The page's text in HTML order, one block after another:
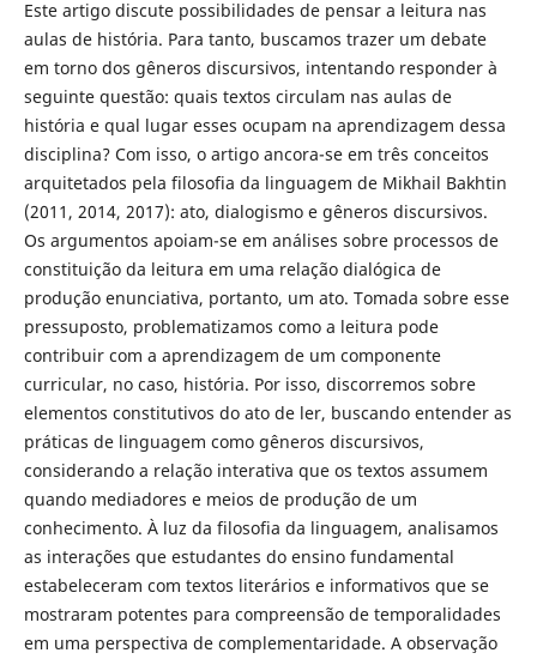
Este artigo discute possibilidades de pensar a leitura nas
aulas de história. Para tanto, buscamos trazer um debate
em torno dos gêneros discursivos, intentando responder à
seguinte questão: quais textos circulam nas aulas de
história e qual lugar esses ocupam na aprendizagem dessa
disciplina? Com isso, o artigo ancora-se em três conceitos
arquitetados pela filosofia da linguagem de Mikhail Bakhtin
(2011, 2014, 2017): ato, dialogismo e gêneros discursivos.
Os argumentos apoiam-se em análises sobre processos de
constituição da leitura em uma relação dialógica de
produção enunciativa, portanto, um ato. Tomada sobre esse
pressuposto, problematizamos como a leitura pode
contribuir com a aprendizagem de um componente
curricular, no caso, história. Por isso, discorremos sobre
elementos constitutivos do ato de ler, buscando entender as
práticas de linguagem como gêneros discursivos,
considerando a relação interativa que os textos assumem
quando mediadores e meios de produção de um
conhecimento. À luz da filosofia da linguagem, analisamos
as interações que estudantes do ensino fundamental
estabeleceram com textos literários e informativos que se
mostraram potentes para compreensão de temporalidades
em uma perspectiva de complementaridade. A observação